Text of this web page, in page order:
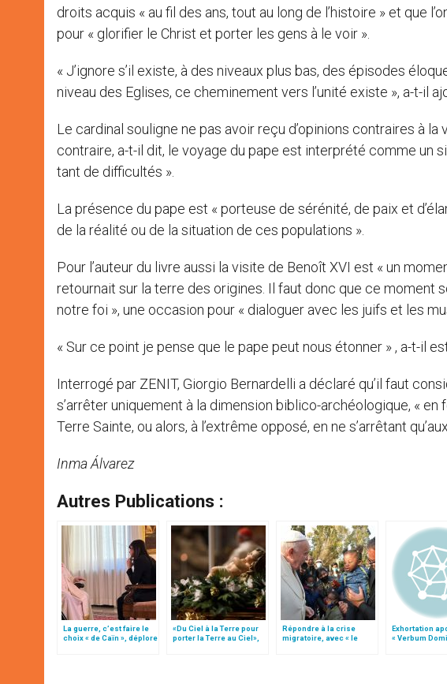
droits acquis « au fil des ans, tout au long de l’histoire » et que
pour « glorifier le Christ et porter les gens à le voir ».
« J’ignore s’il existe, à des niveaux plus bas, des épisodes
niveau des Eglises, ce cheminement vers l’unité existe », a-t-il
Le cardinal souligne ne pas avoir reçu d’opinions contraires à
contraire, a-t-il dit, le voyage du pape est interprété comme un
tant de difficultés ».
La présence du pape est « porteuse de sérénité, de paix et
de la réalité ou de la situation de ces populations ».
Pour l’auteur du livre aussi la visite de Benoît XVI est « un
retournait sur la terre des origines. Il faut donc que ce moment
notre foi », une occasion pour « dialoguer avec les juifs et les
« Sur ce point je pense que le pape peut nous étonner » , a-t-il
Interrogé par ZENIT, Giorgio Bernardelli a déclaré qu’il faut
s’arrêter uniquement à la dimension biblico-archéologique, «
Terre Sainte, ou alors, à l’extrême opposé, en ne s’arrêtant
Inma Álvarez
Autres Publications :
La guerre, c’est faire le
choix « de Caïn », déplore
«Du Ciel à la Terre pour
porter la Terre au Ciel»,
Répondre à la crise
migratoire, avec « le
Exhortation
« Verbum